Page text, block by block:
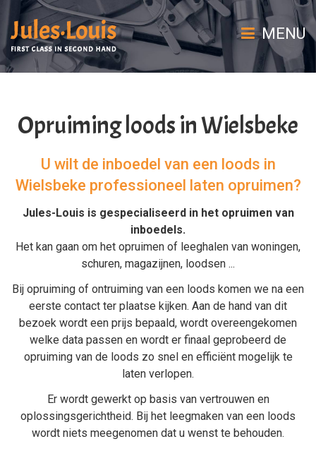
MENU
Opruiming loods in Wielsbeke
U wilt de inboedel van een loods in
Wielsbeke professioneel laten opruimen?
Jules-Louis is gespecialiseerd in het opruimen van
inboedels.
Het kan gaan om het opruimen of leeghalen van woningen,
schuren, magazijnen, loodsen ...
Bij opruiming of ontruiming van een loods komen we na een
eerste contact ter plaatse kijken. Aan de hand van dit
bezoek wordt een prijs bepaald, wordt overeengekomen
welke data passen en wordt er finaal geprobeerd de
opruiming van de loods zo snel en efficiënt mogelijk te
laten verlopen.
Er wordt gewerkt op basis van vertrouwen en
oplossingsgerichtheid. Bij het leegmaken van een loods
wordt niets meegenomen dat u wenst te behouden.